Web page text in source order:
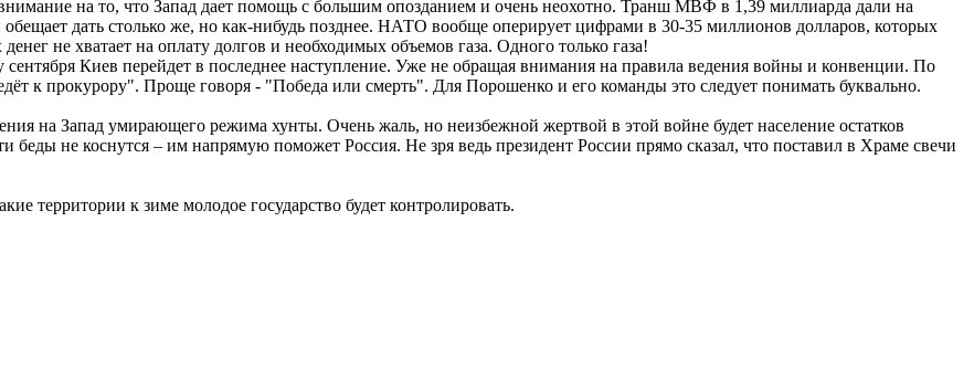
на то, что Запад дает помощь с большим опозданием и очень неохотно. Транш МВФ в 1,39 миллиарда дали на
дать столько же, но как-нибудь позднее. НАТО вообще оперирует цифрами в 30-35 миллионов долларов, которых
не хватает на оплату долгов и необходимых объемов газа. Одного только газа!
Киев перейдет в последнее наступление. Уже не обращая внимания на правила ведения войны и конвенции. По
к прокурору". Проще говоря - "Победа или смерть". Для Порошенко и его команды это следует понимать буквально.
на Запад умирающего режима хунты. Очень жаль, но неизбежной жертвой в этой войне будет население остатков
не коснутся – им напрямую поможет Россия. Не зря ведь президент России прямо сказал, что поставил в Храме свечи
территории к зиме молодое государство будет контролировать.